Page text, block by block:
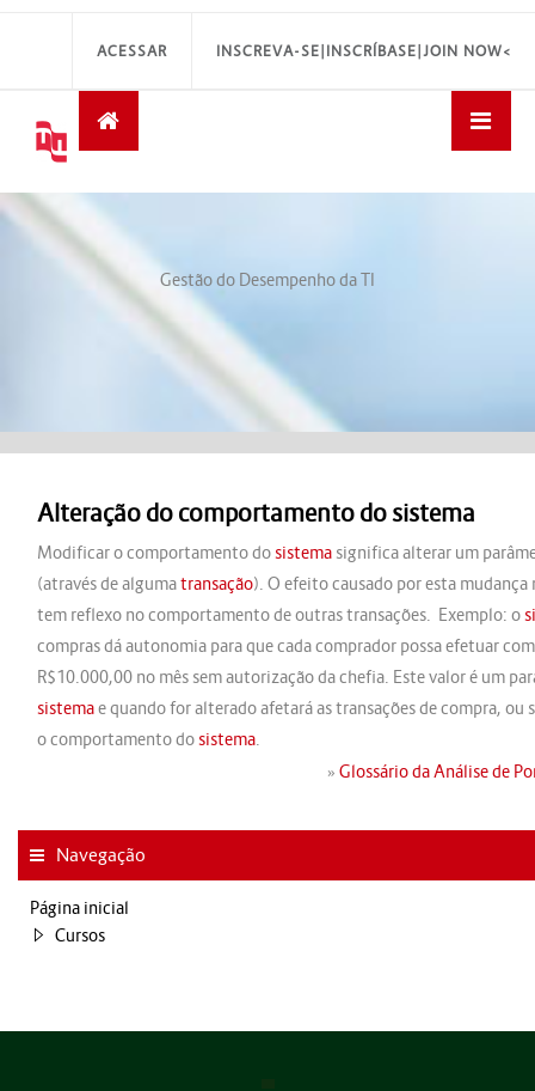
INSCREVA-SE|INSCRÍBASE|JOIN NOW<
ACESSAR
Gestão do Desempenho da TI
Alteração do comportamento do sistema
Modificar o comportamento dosistemasignifica alterar um
(através de algumatransação). O efeito causado por esta mudança
tem reflexo no comportamento de outras transações. Exemplo: o
compras dá autonomia para que cada comprador possa efetuar
R$10.000,00 no mês sem autorização da chefia. Este valor é um
sistemae quando for alterado afetará as transações de compra, ou
o comportamento dosistema.
» Glossário da Análise de
Navegação
Página inicial
Cursos